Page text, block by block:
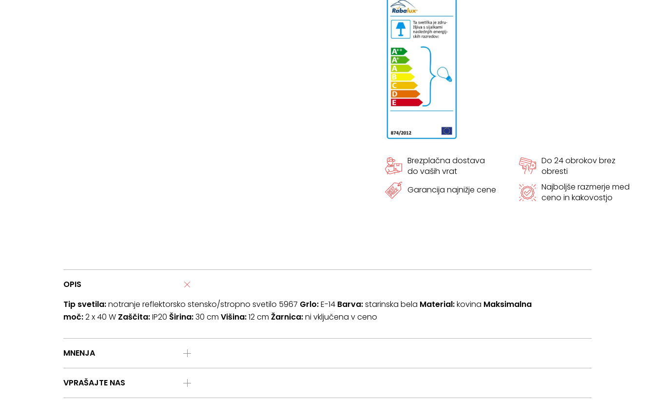
Brezplačna dostava
do vaših vrat
Do 24 obrokov brez
obresti
Garancija najnižje cene
Najboljše razmerje med
ceno in kakovostjo
OPIS
Tip svetila:notranje reflektorsko stensko/stropno svetilo 5967 Grlo:E-14 Barva:starinska bela Material:kovina Maksimalna
moč:2 x 40 W Zaščita:IP20 Širina:30 cm Višina:12 cm Žarnica:ni vključena v ceno
MNENJA
VPRAŠAJTE NAS